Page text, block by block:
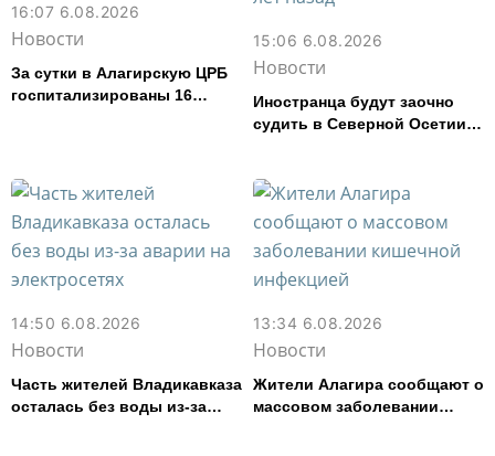
16:07 6.08.2026
Новости
За сутки в Алагирскую ЦРБ
госпитализированы 16
15:06 6.08.2026
Новости
Иностранца будут заочно
судить в Северной Осетии
14:50 6.08.2026
Новости
Часть жителей Владикавказа
осталась без воды из-за
13:34 6.08.2026
Новости
Жители Алагира сообщают о
массовом заболевании